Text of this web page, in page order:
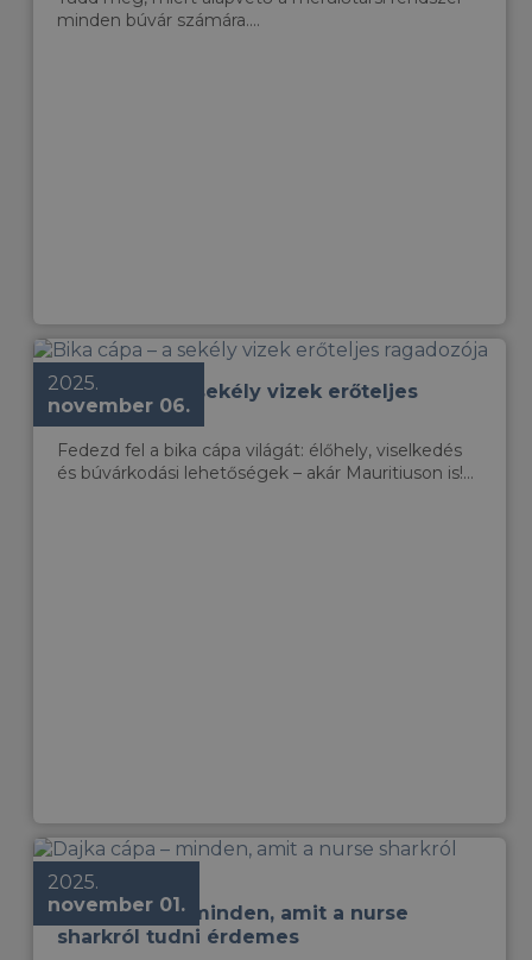
minden búvár számára....
2025.
november 06.
Bika cápa – a sekély vizek erőteljes
ragadozója
Fedezd fel a bika cápa világát: élőhely, viselkedés
és búvárkodási lehetőségek – akár Mauritiuson is!...
2025.
november 01.
Dajka cápa – minden, amit a nurse
sharkról tudni érdemes